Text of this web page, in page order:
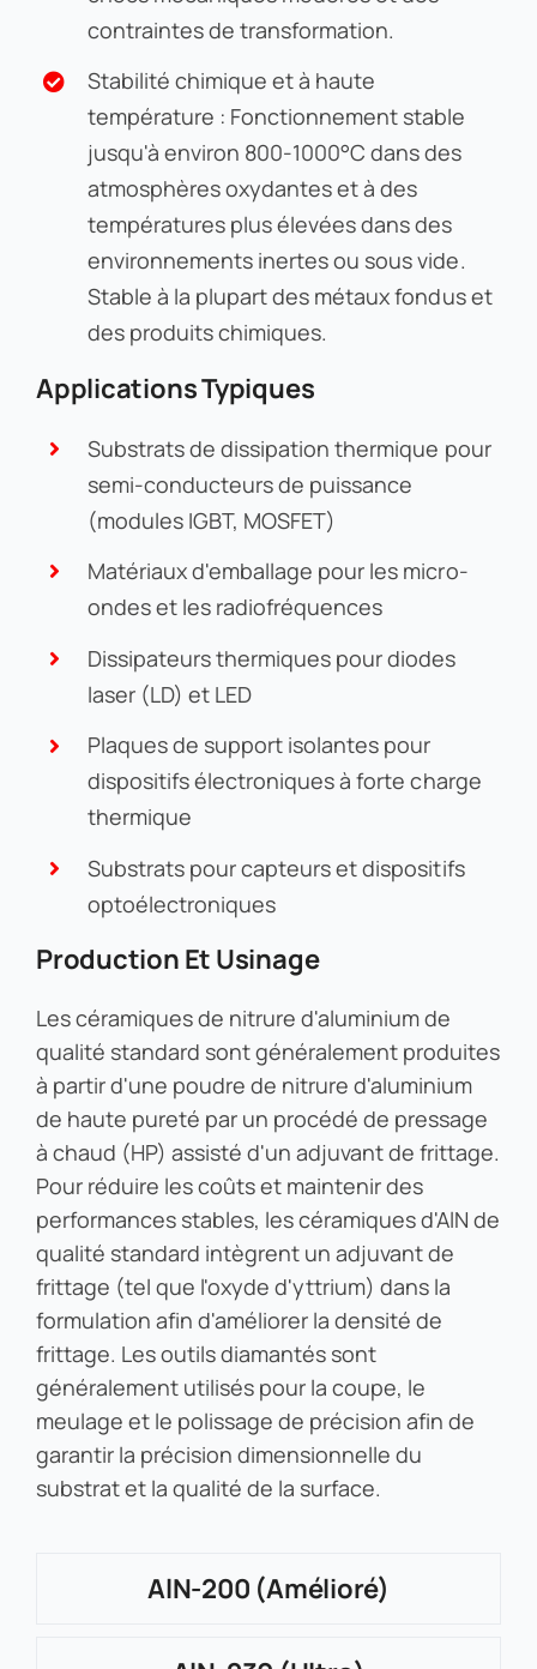
contraintes de transformation.
Stabilité chimique et à haute
température : Fonctionnement stable
jusqu'à environ 800-1000°C dans des
atmosphères oxydantes et à des
températures plus élevées dans des
environnements inertes ou sous vide.
Stable à la plupart des métaux fondus et
des produits chimiques.
Applications Typiques
Substrats de dissipation thermique pour
semi-conducteurs de puissance
(modules IGBT, MOSFET)
Matériaux d'emballage pour les micro-
ondes et les radiofréquences
Dissipateurs thermiques pour diodes
laser (LD) et LED
Plaques de support isolantes pour
dispositifs électroniques à forte charge
thermique
Substrats pour capteurs et dispositifs
optoélectroniques
Production Et Usinage
Les céramiques de nitrure d'aluminium de
qualité standard sont généralement produites
à partir d'une poudre de nitrure d'aluminium
de haute pureté par un procédé de pressage
à chaud (HP) assisté d'un adjuvant de frittage.
Pour réduire les coûts et maintenir des
performances stables, les céramiques d'AlN de
qualité standard intègrent un adjuvant de
frittage (tel que l'oxyde d'yttrium) dans la
formulation afin d'améliorer la densité de
frittage. Les outils diamantés sont
généralement utilisés pour la coupe, le
meulage et le polissage de précision afin de
garantir la précision dimensionnelle du
substrat et la qualité de la surface.
AlN-200 (Amélioré)